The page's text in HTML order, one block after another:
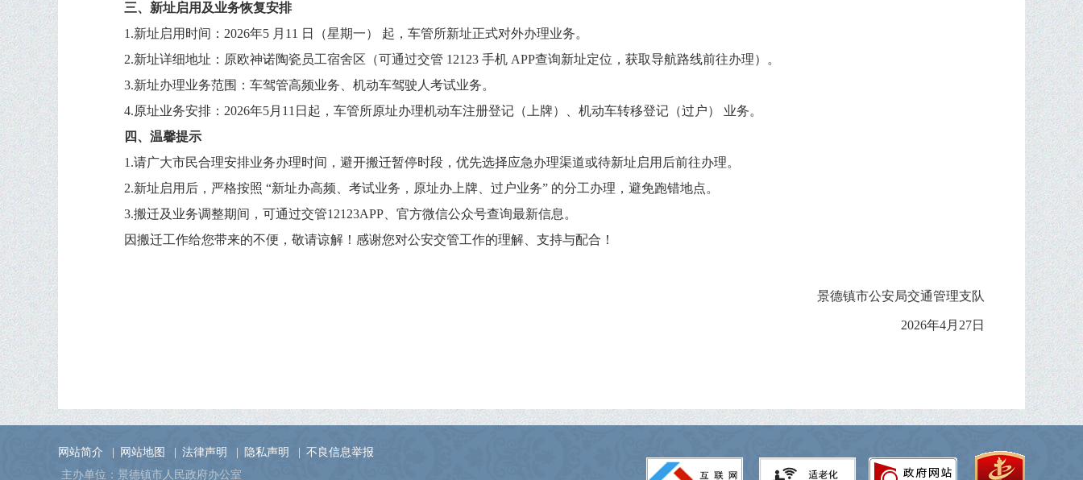
三、新址启用及业务恢复安排
1.新址启用时间：2026年5 月11 日（星期一） 起，车管所新址正式对外办理业务。
2.新址详细地址：原欧神诺陶瓷员工宿舍区（可通过交管 12123 手机 APP查询新址定位，获取导航路线前往办理）。
3.新址办理业务范围：车驾管高频业务、机动车驾驶人考试业务。
4.原址业务安排：2026年5月11日起，车管所原址办理机动车注册登记（上牌）、机动车转移登记（过户） 业务。
四、温馨提示
1.请广大市民合理安排业务办理时间，避开搬迁暂停时段，优先选择应急办理渠道或待新址启用后前往办理。
2.新址启用后，严格按照 “新址办高频、考试业务，原址办上牌、过户业务” 的分工办理，避免跑错地点。
3.搬迁及业务调整期间，可通过交管12123APP、官方微信公众号查询最新信息。
因搬迁工作给您带来的不便，敬请谅解！感谢您对公安交管工作的理解、支持与配合！
景德镇市公安局交通管理支队
2026年4月27日
网站简介 网站地图 法律声明 隐私声明
不良信息举报
主办单位：景德镇市人民政府办公室